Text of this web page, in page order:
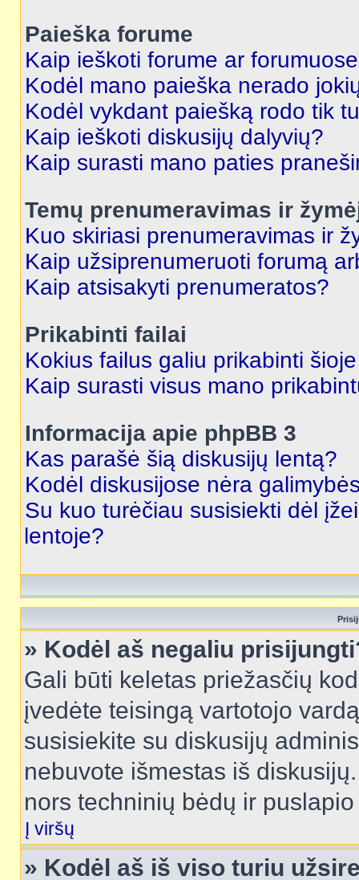
Paieška forume
Kaip ieškoti forume ar
Kodėl mano paieška nerado
Kodėl vykdant paiešką rodo tik
Kaip ieškoti diskusijų dalyvių?
Kaip surasti mano paties
Temų prenumeravimas ir
Kuo skiriasi prenumeravimas ir
Kaip užsiprenumeruoti forumą
Kaip atsisakyti prenumeratos?
Prikabinti failai
Kokius failus galiu prikabinti
Kaip surasti visus mano
Informacija apie phpBB 3
Kas parašė šią diskusijų lentą?
Kodėl diskusijose nėra
Su kuo turėčiau susisiekti dėl
lentoje?
» Kodėl aš negaliu
Gali būti keletas priežasčių
įvedėte teisingą vartotojo
susisiekite su diskusijų
nebuvote išmestas iš
nors techninių bėdų ir
Į viršų
» Kodėl aš iš viso turiu